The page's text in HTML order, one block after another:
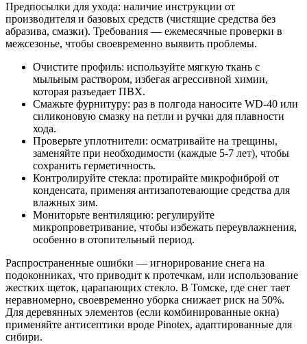
Предпосылки для ухода: наличие инструкции от
производителя и базовых средств (чистящие средства без
абразива, смазки). Требования — ежемесячные проверки в
межсезонье, чтобы своевременно выявить проблемы.
Очистите профиль: используйте мягкую ткань с
мыльным раствором, избегая агрессивной химии,
которая разъедает ПВХ.
Смажьте фурнитуру: раз в полгода наносите WD-40 или
силиконовую смазку на петли и ручки для плавности
хода.
Проверьте уплотнители: осматривайте на трещины,
заменяйте при необходимости (каждые 5-7 лет), чтобы
сохранить герметичность.
Контролируйте стекла: протирайте микрофиброй от
конденсата, применяя антизапотевающие средства для
влажных зим.
Мониторьте вентиляцию: регулируйте
микропроветривание, чтобы избежать переувлажнения,
особенно в отопительный период.
Распространенные ошибки — игнорирование снега на
подоконниках, что приводит к протечкам, или использование
жестких щеток, царапающих стекло. В Томске, где снег тает
неравномерно, своевременно уборка снижает риск на 50%.
Для деревянных элементов (если комбинированные окна)
применяйте антисептики вроде Pinotex, адаптированные для
сибири.